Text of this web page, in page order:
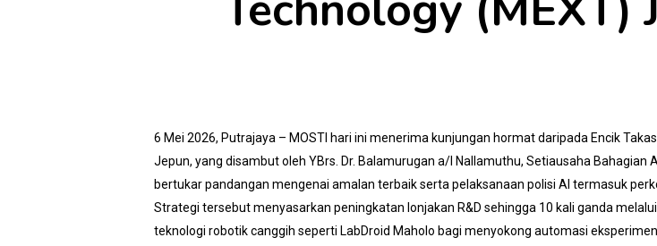
6 Mei 2026, Putrajaya – MOSTI hari ini menerima kunjungan hormat daripada Encik
Jepun, yang disambut oleh YBrs. Dr. Balamurugan a/l Nallamuthu, Setiausaha
bertukar pandangan mengenai amalan terbaik serta pelaksanaan polisi AI termasuk
Strategi tersebut menyasarkan peningkatan lonjakan R&D sehingga 10 kali ganda
teknologi robotik canggih seperti LabDroid Maholo bagi menyokong automasi